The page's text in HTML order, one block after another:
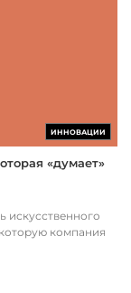
ИННОВАЦИИ
«думает»
искусственного
компания